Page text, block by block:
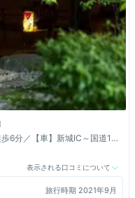
6分／【車】新城IC～国道151
表示される口コミについて
旅行時期 2021年9月